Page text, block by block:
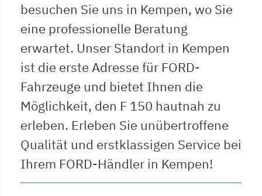
besuchen Sie uns in Kempen, wo Sie
eine professionelle Beratung
erwartet. Unser Standort in Kempen
ist die erste Adresse für FORD-
Fahrzeuge und bietet Ihnen die
Möglichkeit, den F 150 hautnah zu
erleben. Erleben Sie unübertroffene
Qualität und erstklassigen Service bei
Ihrem FORD-Händler in Kempen!